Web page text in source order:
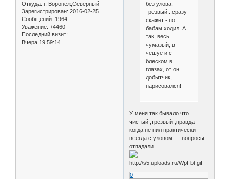
Откуда: г. Воронеж,Северный
Зарегистрирован: 2016-02-25
Сообщений: 1964
Уважение: +4460
Последний визит:
Вчера 19:59:14
без улова,
трезвый...сразу
скажет - по
бабам ходил А
так, весь
чумазый, в
чешуе и с
блеском в
глазах, от он
добытчик,
нарисовался!
У меня так бывало что
чистый ,трезвый ,правда
когда не пил практически
всегда с уловом .... вопросы
отпадали
0